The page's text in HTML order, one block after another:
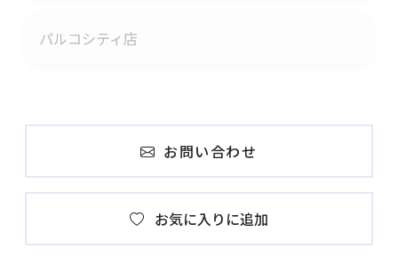
パルコシティ店
お問い合わせ
お気に入りに追加